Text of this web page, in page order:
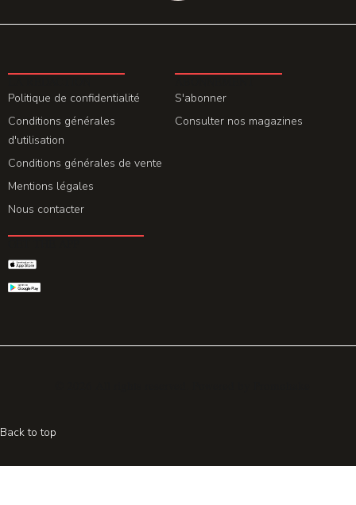
Politique de confidentialité
Conditions générales
d'utilisation
Conditions générales de vente
Mentions légales
Nous contacter
S'abonner
Consulter nos magazines
Back to top